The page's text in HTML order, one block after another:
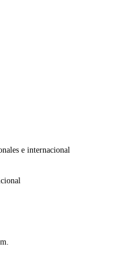
e internacional